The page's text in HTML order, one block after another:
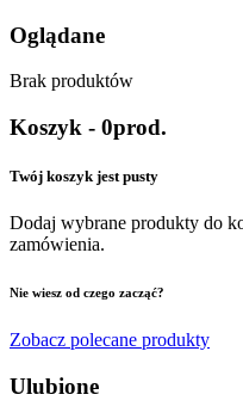
Oglądane
Brak produktów
Koszyk - 0prod.
Twój koszyk jest pusty
Dodaj wybrane produkty do
zamówienia.
Nie wiesz od czego zacząć?
Zobacz polecane produkty
Ulubione